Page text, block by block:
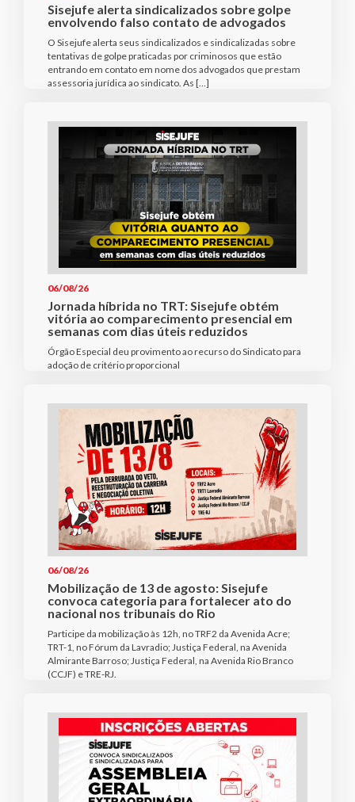
Sisejufe alerta sindicalizados sobre golpe
envolvendo falso contato de advogados
O Sisejufe alerta seus sindicalizados e sindicalizadas sobre
tentativas de golpe praticadas por criminosos que estão
entrando em contato em nome dos advogados que prestam
assessoria jurídica ao sindicato. As […]
06/08/26
Jornada híbrida no TRT: Sisejufe obtém
vitória ao comparecimento presencial em
semanas com dias úteis reduzidos
Órgão Especial deu provimento ao recurso do Sindicato para
adoção de critério proporcional
06/08/26
Mobilização de 13 de agosto: Sisejufe
convoca categoria para fortalecer ato do
nacional nos tribunais do Rio
Participe da mobilização às 12h, no TRF2 da Avenida Acre;
TRT-1, no Fórum da Lavradio; Justiça Federal, na Avenida
Almirante Barroso; Justiça Federal, na Avenida Rio Branco
(CCJF) e TRE-RJ.